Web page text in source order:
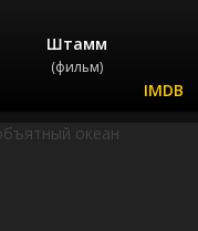
Штамм
(фильм)